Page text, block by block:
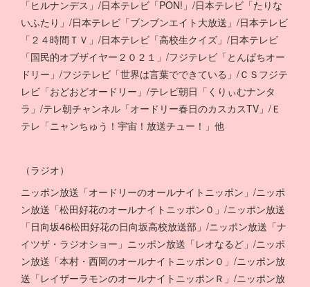
「ヒルナンデス」/日本テレビ「PON!」/日本テレビ「たりな
いふたり」/日本テレビ「ブンブンエイト大放送」/日本テレビ
「２４時間ＴＶ」/日本テレビ「高校生クイズ」/日本テレビ
「国民的オブザイヤー２０２１」/フジテレビ「とんぱちオー
ドリー」/フジテレビ「世界は言葉でできている」/ＣＳフジテ
レビ「おどおどオードリー」/テレビ朝日「くりぃむナンタ
ラ」/テレ朝チャンネル「オードリー春日のカスカスTV」/Ｅ
テレ「ニャンちゅう！宇宙！放送チュー！」他
（ラジオ）
ニッポン放送「オードリーのオールナイトニッポン」/ニッポ
ン放送「松田好花のオールナイトニッポン０」/ニッポン放送
「日向坂46松田好花の日向坂高校放送部」/ニッポン放送「ナ
イツザ・ラジオショー」ニッポン放送「レオなるど」/ニッポ
ン放送「本村・西岡のオールナイトニッポン０」/ニッポン放
送「レイザーラモンのオールナイトニッポンＲ」/ニッポン放